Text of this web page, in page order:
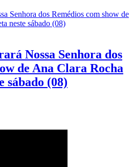
Nossa Senhora dos
de Ana Clara Rocha
sábado (08)